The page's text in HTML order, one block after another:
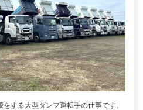
する大型ダンプ運転手の仕事です。